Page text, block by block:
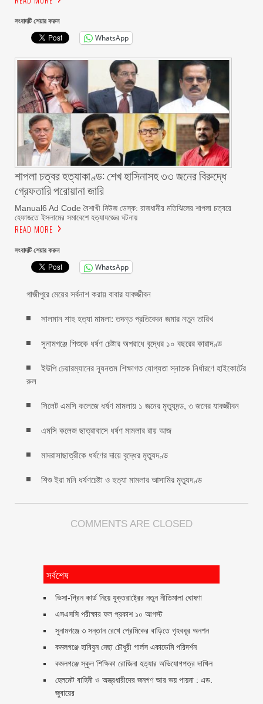
সংবাদটি শেয়ার করুন
WhatsApp
শাপলা চত্বর হত্যাকাণ্ড: শেখ হাসিনাসহ ৩৩ জনের বিরুদ্ধে
গ্রেফতারি পরোয়ানা জারি
Manual6 Ad Code বৈশাখী নিউজ ডেস্ক: রাজধানীর মতিঝিলের শাপলা চত্বরে
হেফাজতে ইসলামের সমাবেশে হত্যাযজ্ঞের ঘটনায়
READ MORE
সংবাদটি শেয়ার করুন
WhatsApp
গাজীপুরে মেয়ের সর্বনাশ করায় বাবার যাবজ্জীবন
সালমান শাহ হত্যা মামলা: তদন্ত প্রতিবেদন জমার নতুন তারিখ
সুনামগঞ্জে শিশুকে ধর্ষণ চেষ্টার অপরাধে বৃদ্ধের ১০ বছরের কারাদণ্ড
ইউপি চেয়ারম্যানের ন্যূনতম শিক্ষাগত যোগ্যতা স্নাতক নির্ধারণে হাইকোর্টের
রুল
সিলেট এমসি কলেজে ধর্ষণ মামলায় ১ জনের মৃত্যুদন্ড, ৩ জনের যাবজ্জীবন
এমসি কলেজ ছাত্রাবাসে ধর্ষণ মামলার রায় আজ
মাদরাসাছাত্রীকে ধর্ষণের দায়ে বৃদ্ধের মৃত্যুদণ্ড
শিশু ইরা মনি ধর্ষণচেষ্টা ও হত্যা মামলার আসামির মৃত্যুদণ্ড
COMMENTS ARE CLOSED
সর্বশেষ
ভিসা-গ্রিন কার্ড নিয়ে যুক্তরাষ্ট্রের নতুন নীতিমালা ঘোষণা
এসএসসি পরীক্ষার ফল প্রকাশ ১০ আগস্ট
সুনামগঞ্জে ৩ সন্তান রেখে প্রেমিকের বাড়িতে গৃহবধূর অনশন
কমলগঞ্জে হাবিবুন নেছা চৌধুরী গার্লস একাডেমি পরিদর্শন
কমলগঞ্জে স্কুল শিক্ষিকা রোজিনা হত্যার অভিযোগপত্র দাখিল
হেলমেট বাহিনী ও অস্ত্রধারীদের জনগণ আর ভয় পায়না : এড.
জুবায়ের